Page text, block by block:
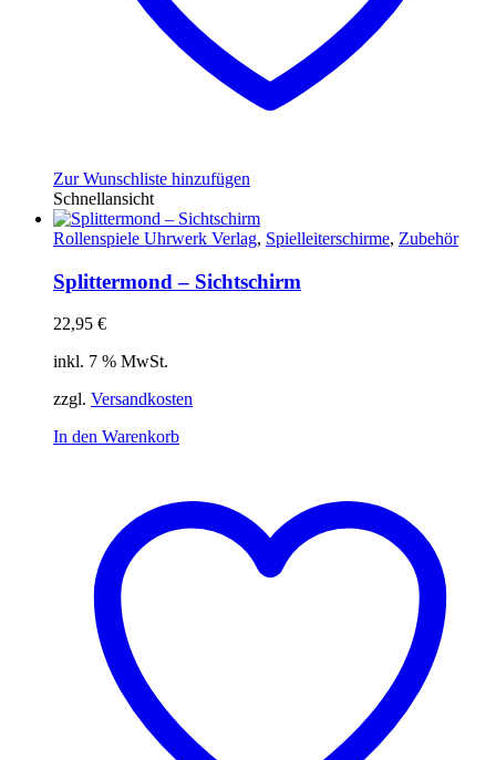
Zur Wunschliste hinzufügen
Schnellansicht
Rollenspiele Uhrwerk Verlag, Spielleiterschirme, Zubehör
Splittermond – Sichtschirm
22,95 €
inkl. 7 % MwSt.
zzgl. Versandkosten
In den Warenkorb